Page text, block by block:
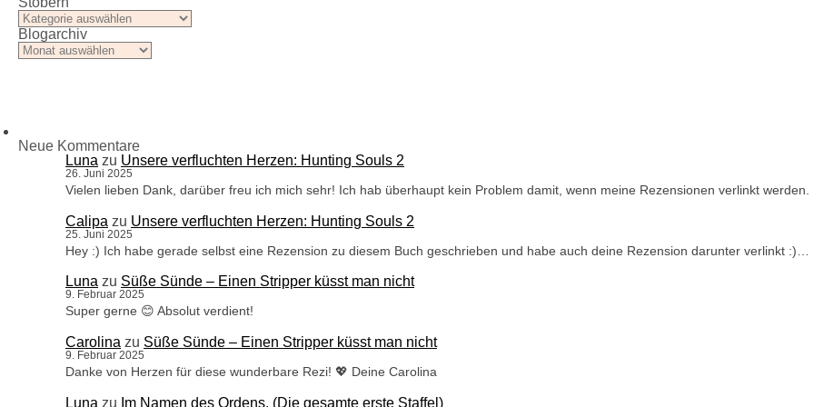
Stöbern
Blogarchiv
Blogarchiv
Neue Kommentare
Luna zu Unsere verfluchten Herzen: Hunting Souls 2
26. Juni 2025
Vielen lieben Dank, darüber freu ich mich sehr! Ich hab überhaupt kein Problem damit, wenn meine Rezensionen verlinkt
Calipa zu Unsere verfluchten Herzen: Hunting Souls 2
25. Juni 2025
Hey :) Ich habe gerade selbst eine Rezension zu diesem Buch geschrieben und habe auch deine Rezension darunter verlinkt :)…
Luna zu Süße Sünde – Einen Stripper küsst man nicht
9. Februar 2025
Super gerne 😊 Absolut verdient!
Carolina zu Süße Sünde – Einen Stripper küsst man nicht
9. Februar 2025
Danke von Herzen für diese wunderbare Rezi! 💖 Deine Carolina
Luna zu Im Namen des Ordens. (Die gesamte erste Staffel)